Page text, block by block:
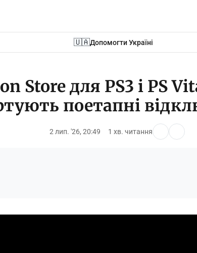
🇺🇦Допомогти Україні
Store для PS3 і PS
поетапні
2 лип. '26, 20:49 1 хв. читання